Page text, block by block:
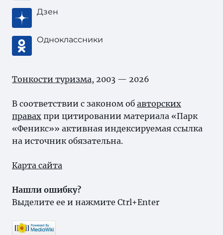
Дзен
Одноклассники
Тонкости туризма, 2003 — 2026
В соответствии с законом об авторских
правах при цитировании материала «Парк
«Феникс»» активная индексируемая ссылка
на источник обязательна.
Карта сайта
Нашли ошибку?
Выделите ее и нажмите Ctrl+Enter